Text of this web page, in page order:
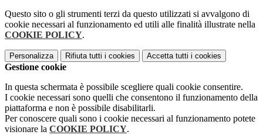
Questo sito o gli strumenti terzi da questo utilizzati si avvalgono di
cookie necessari al funzionamento ed utili alle finalità illustrate nella
COOKIE POLICY.
Personalizza Rifiuta tutti i cookies Accetta tutti i cookies
Gestione cookie
In questa schermata è possibile scegliere quali cookie consentire.
I cookie necessari sono quelli che consentono il funzionamento della
piattaforma e non è possibile disabilitarli.
Per conoscere quali sono i cookie necessari al funzionamento potete
visionare la COOKIE POLICY.